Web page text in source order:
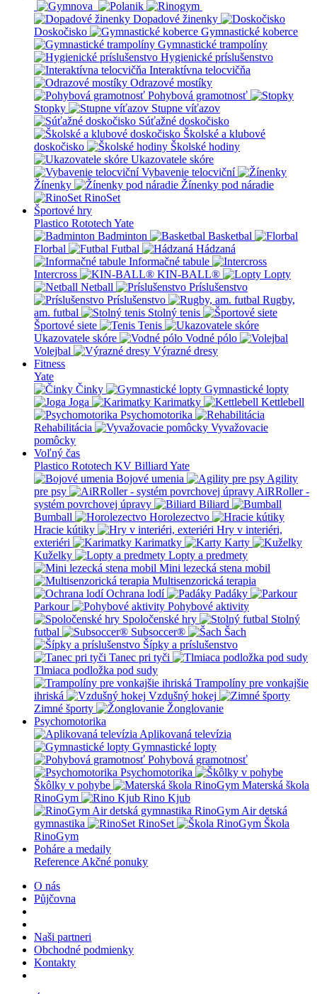
Dopadové žinenky
Doskočisko
Gymnastické koberce
Gymnastické trampolíny
Hygienické príslušenstvo
Interaktívna telocvičňa
Odrazové mostíky
Pohybová gramotnosť
Stopky
Stupne víťazov
Súťažné doskočisko
Školské a klubové
doskočisko
Školské hodiny
Ukazovatele skóre
Vybavenie telocviční
Žínenky
Žínenky pod náradie
RinoSet
Športové hry
Plastico Rototech Yate
Badminton
Basketbal
Florbal
Futbal
Hádzaná
Informačné tabule
Intercross
KIN-BALL®
Lopty
Netball
Príslušenstvo
Príslušenstvo
Rugby,
am. futbal
Stolný tenis
Športové siete
Tenis
Ukazovatele skóre
Vodné pólo
Volejbal
Výrazné dresy
Fitness
Yate
Činky
Gymnastické lopty
Joga
Karimatky
Kettlebell
Psychomotorika
Rehabilitácia
Vyvažovacie
pomôcky
Voľný čas
Plastico Rototech KV Billiard Yate
Bojové umenia
Agility
pre psy
AiRRoller -
systém povrchovej úpravy
Biliard
Bumball
Horolezectvo
Hracie kútiky
Hry v interiéri,
exteriéri
Karimatky
Karty
Kuželky
Lopty a predmety
Mini lezecká stena mobil
Multisenzorická terapia
Ochrana lodí
Padáky
Parkour
Pohybové aktivity
Spoločenské hry
Stolný
futbal
Subsoccer®
Šach
Šípky a príslušenstvo
Tanec pri tyči
Tlmiaca podložka pod sudy
Trampolíny pre vonkajšie
ihriská
Vzdušný hokej
Zimné športy
Žonglovanie
Psychomotorika
Aplikovaná televízia
Gymnastické lopty
Pohybová gramotnosť
Psychomotorika
Škôlky v pohybe
Materská škola
RinoGym
Rino Kjub
RinoGym Air detská
gymnastika
RinoSet
Škola
RinoGym
Poháre a medaily
Reference Akčné ponuky
O nás
Půjčovna
Naši partneri
Obchodné podmienky
Kontakty